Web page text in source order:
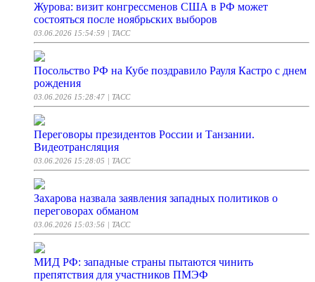
Журова: визит конгрессменов США в РФ может
состояться после ноябрьских выборов
03.06.2026 15:54:59 | ТАСС
Посольство РФ на Кубе поздравило Рауля Кастро с днем
рождения
03.06.2026 15:28:47 | ТАСС
Переговоры президентов России и Танзании.
Видеотрансляция
03.06.2026 15:28:05 | ТАСС
Захарова назвала заявления западных политиков о
переговорах обманом
03.06.2026 15:03:56 | ТАСС
МИД РФ: западные страны пытаются чинить
препятствия для участников ПМЭФ